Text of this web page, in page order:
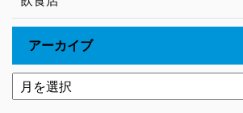
アーカイブ